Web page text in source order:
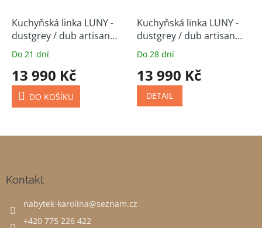
Kuchyňská linka LUNY -
dustgrey / dub artisan
250 cm
Do 21 dní
13 990 Kč
DO KOŠÍKU
Kuchyňská linka LUNY -
dustgrey / dub artisan
(volitelná sestava)
Do 28 dní
13 990 Kč
DETAIL
Kontakt
nabytek-karolina@seznam.cz
+420 775 226 422